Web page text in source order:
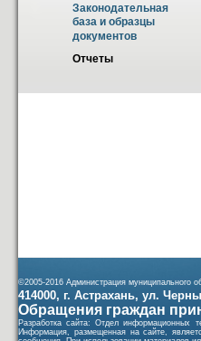
Законодательная
база и образцы
документов
Отчеты
©2005-2016 Администрация муниципального
414000, г. Астрахань, ул.
Обращения граждан
Разработка сайта: Отдел информационных
Информация, размещенная на сайте,